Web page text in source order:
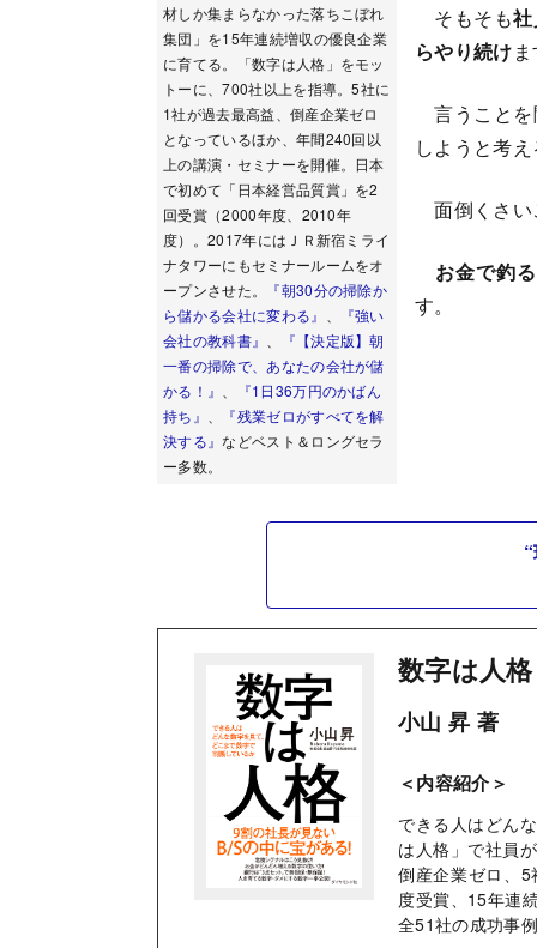
材しか集まらなかった落ちこぼれ
集団」を15年連続増収の優良企業
に育てる。「数字は人格」をモッ
トーに、700社以上を指導。5社に
1社が過去最高益、倒産企業ゼロ
となっているほか、年間240回以
上の講演・セミナーを開催。日本
で初めて「日本経営品質賞」を2
回受賞（2000年度、2010年
度）。2017年にはＪＲ新宿ミライ
ナタワーにもセミナールームをオ
ープンさせた。
『朝30分の掃除か
ら儲かる会社に変わる』
『強い
会社の教科書』
『【決定版】朝
一番の掃除で、あなたの会社が儲
かる！』
『1日36万円のかばん
持ち』
『残業ゼロがすべてを解
決する』などベスト＆ロングセラ
ー多数。
そもそも
らやり続け
言うことを
しようと考
面倒くさい
お金で釣
す。
数字は人格
小山 昇 著
＜内容紹介＞
できる人はどん
は人格」で社員
倒産企業ゼロ、
度受賞、15年連
全51社の成功事